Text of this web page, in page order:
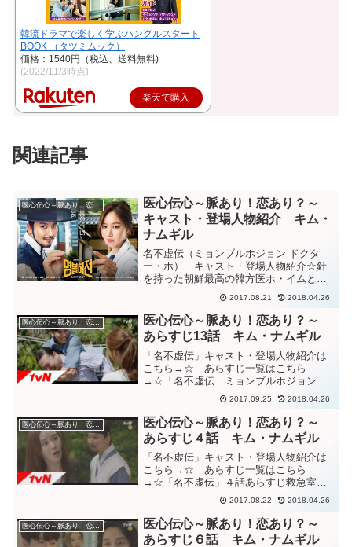
韓流ドラマで楽しく学ぶハングルスタート
BOOK （タツミムック）
価格：1540円（税込、送料無料)
(2022/11/3時点)
楽天で購入
関連記事
医心伝心～脈あり！恋あり？～
医心伝心～脈あり！恋あり？～
キャスト・登場人物紹介 キム・
ナムギル
名不虚伝（ミョンブルホジョン ドクタ
ー・ホ） キャスト・登場人物紹介☆針
を持った朝鮮最高の韓方医ホ・イムと、
メスを持った現代外科医のヨンギョンが
400年を超えて広げる時間旅行メディカル
ドラマ。「名不虚伝」あらすじ一覧はこ
ちら→☆☆主要人物紹...
2017.08.21 2018.04.26
医心伝心～脈あり！恋あり？～
医心伝心～脈あり！恋あり？～
あらすじ13話 キム・ナムギル
「名不虚伝」キャスト・登場人物紹介は
こちら→☆ あらすじ一覧はこちら
→☆「名不虚伝 ミョンブルホジョン」
１３話あらすじチョンスルのヘミンソ韓
医院に戻って来たホ・イム。チョンスル
に戻るのを許してもらい、ここで鍼筒が
どうして自分の元に来たのか”...
2017.09.25 2018.04.26
医心伝心～脈あり！恋あり？～
あらすじ４話 キム・ナムギル
「名不虚伝」キャスト・登場人物紹介は
こちら→☆ あらすじ一覧はこちら
→☆「名不虚伝」４話あらすじ救急室か
ら、朝鮮時代の山の中にタイムスリップ
してしまうホ・イムとヨンギョン。時計
もスマホも使えず、自身の置かれている
状況がつかめないヨンギョン。...
2017.08.22 2018.04.26
医心伝心～脈あり！恋あり？～
医心伝心～脈あり！恋あり？～
あらすじ６話 キム・ナムギル